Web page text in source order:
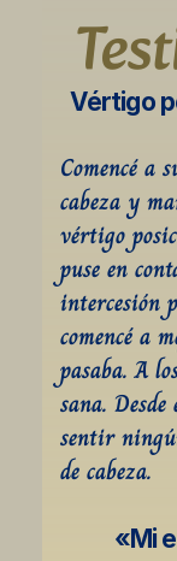
Vértigo
Comencé a
cabeza y
vértigo
puse en
intercesión
comencé a
pasaba. A
sana.
sentir
de cabeza.
«Mi